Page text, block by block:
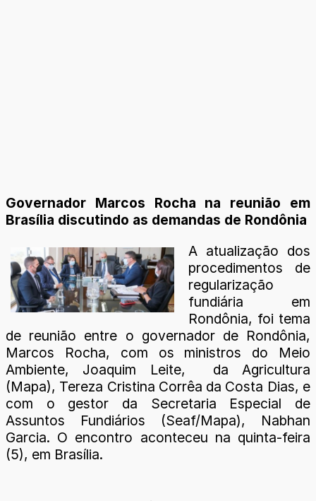
Governador Marcos Rocha na reunião em
Brasília discutindo as demandas de Rondônia
A atualização dos
procedimentos de
regularização
fundiária em
Rondônia, foi tema
de reunião entre o governador de Rondônia,
Marcos Rocha, com os ministros do Meio
Ambiente, Joaquim Leite, da Agricultura
(Mapa), Tereza Cristina Corrêa da Costa Dias, e
com o gestor da Secretaria Especial de
Assuntos Fundiários (Seaf/Mapa), Nabhan
Garcia. O encontro aconteceu na quinta-feira
(5), em Brasília.